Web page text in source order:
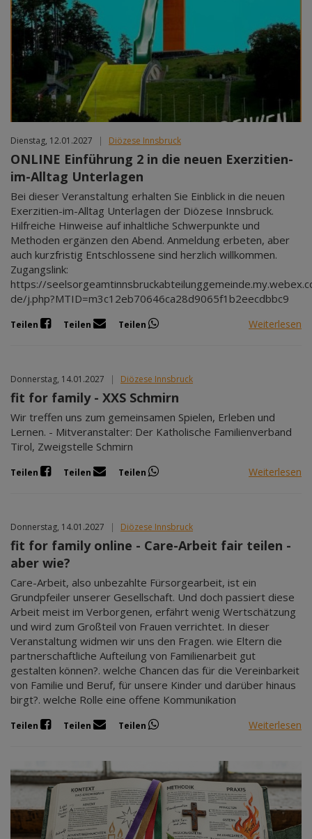
Dienstag, 12.01.2027 | Diözese Innsbruck
ONLINE Einführung 2 in die neuen Exerzitien-
im-Alltag Unterlagen
Bei dieser Veranstaltung erhalten Sie Einblick in die neuen
Exerzitien-im-Alltag Unterlagen der Diözese Innsbruck.
Hilfreiche Hinweise auf inhaltliche Schwerpunkte und
Methoden ergänzen den Abend. Anmeldung erbeten, aber
auch kurzfristig Entschlossene sind herzlich willkommen.
Zugangslink:
https://
de/j.php?MTID=m3c12eb70646ca28d9065f1b2eecdbbc9
Teilen Teilen Teilen Weiterlesen
Donnerstag, 14.01.2027 | Diözese Innsbruck
fit for family - XXS Schmirn
Wir treffen uns zum gemeinsamen Spielen, Erleben und
Lernen. - Mitveranstalter: Der Katholische Familienverband
Tirol, Zweigstelle Schmirn
Teilen Teilen Teilen Weiterlesen
Donnerstag, 14.01.2027 | Diözese Innsbruck
fit for family online - Care-Arbeit fair teilen -
aber wie?
Care-Arbeit, also unbezahlte Fürsorgearbeit, ist ein
Grundpfeiler unserer Gesellschaft. Und doch passiert diese
Arbeit meist im Verborgenen, erfährt wenig Wertschätzung
und wird zum Großteil von Frauen verrichtet. In dieser
Veranstaltung widmen wir uns den Fragen. wie Eltern die
partnerschaftliche Aufteilung von Familienarbeit gut
gestalten können?. welche Chancen das für die Vereinbarkeit
von Familie und Beruf, für unsere Kinder und darüber hinaus
birgt?. welche Rolle eine offene Kommunikation
Teilen Teilen Teilen Weiterlesen